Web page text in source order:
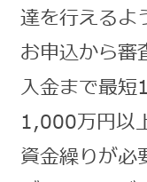
達を行えるよ
お申込から審
入金まで最短
1,000万円以
資金繰りが必